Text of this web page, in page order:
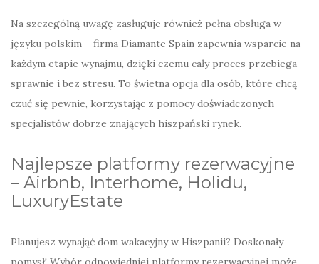
Na szczególną uwagę zasługuje również pełna obsługa w
języku polskim – firma Diamante Spain zapewnia wsparcie na
każdym etapie wynajmu, dzięki czemu cały proces przebiega
sprawnie i bez stresu. To świetna opcja dla osób, które chcą
czuć się pewnie, korzystając z pomocy doświadczonych
specjalistów dobrze znających hiszpański rynek.
Najlepsze platformy rezerwacyjne
– Airbnb, Interhome, Holidu,
LuxuryEstate
Planujesz wynająć dom wakacyjny w Hiszpanii? Doskonały